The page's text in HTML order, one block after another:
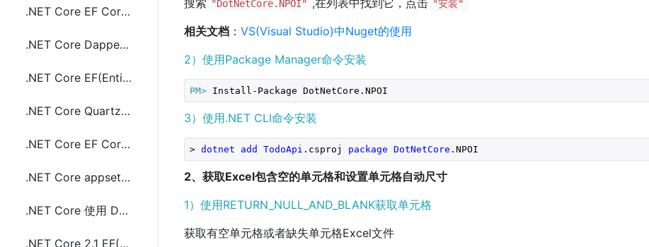
.NET Core EF Core实现left join查询
.NET Core Dapper操作Sybase数据库
.NET Core EF(Entity Framework) Core 自动创建数据库
.NET Core Quartz使用cron表达式实现定时任务
.NET Core EF Core(Entity Framework) 实现分组查询(group by)
.NET Core appsettings.json 获取数据库连接字符串
.NET Core 使用 DotnetSpider 抓取页面教程
.NET Core 2.1 EF(Entity Framework) Core Sqlite配置和使用分享
搜索 "DotNetCore.NPOI" ,在列表中找到它，点击 "安装"
相关文档 ： VS(Visual Studio)中Nuget的使用
2）使用Package Manager命令安装
PM> Install-Package DotNetCore.NPOI
3）使用.NET CLI命令安装
> dotnet add TodoApi .csproj package DotNetCore .NPOI
2、获取Excel包含空的单元格和设置单元格自动尺寸
1）使用RETURN_NULL_AND_BLANK获取单元格
获取有空单元格或者缺失单元格Excel文件